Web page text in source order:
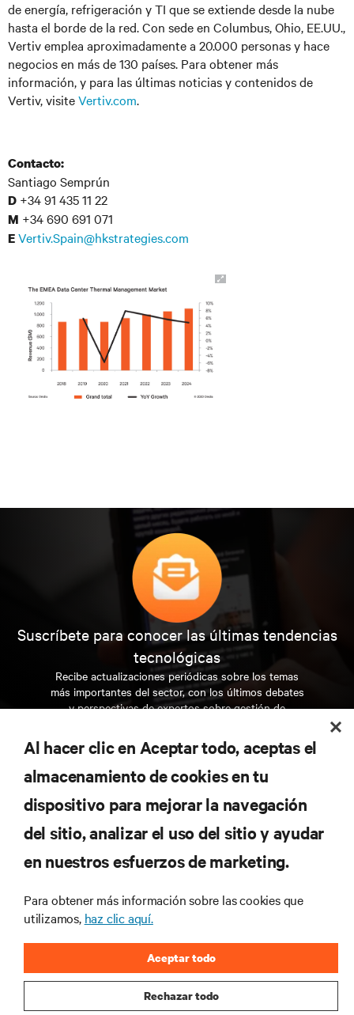
de energía, refrigeración y TI que se extiende desde la nube
hasta el borde de la red. Con sede en Columbus, Ohio, EE.UU.,
Vertiv emplea aproximadamente a 20.000 personas y hace
negocios en más de 130 países. Para obtener más
información, y para las últimas noticias y contenidos de
Vertiv, visiteVertiv.com.
Contacto:
Santiago Semprún
D +34 91 435 11 22
M +34 690 691 071
EVertiv.Spain@hkstrategies.com
Suscríbete para conocer las últimas tendencias
tecnológicas
Recibe actualizaciones periódicas sobre los temas
más importantes del sector, con los últimos debates
y perspectivas de expertos sobre gestión de
REGÍSTRATE AHORA
SOPORTE
CORPORATIVO
CONECTA CON NOSOTROS
Al hacer clic en Aceptar todo, aceptas el
almacenamiento de cookies en tu
dispositivo para mejorar la navegación
del sitio, analizar el uso del sitio y ayudar
en nuestros esfuerzos de marketing.
Para obtener más información sobre las cookies que
utilizamos, haz clic aquí.
Rechazar todo
Aceptar todo